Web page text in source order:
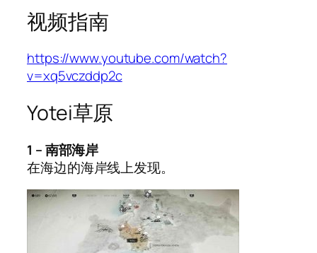
视频指南
https://www.youtube.com/watch?
v=xq5vczddp2c
Yotei草原
1 – 南部海岸
在海边的海岸线上发现。